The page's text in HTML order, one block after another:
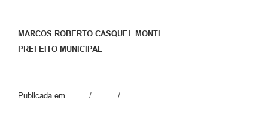
MARCOS ROBERTO CASQUEL MONTI
PREFEITO MUNICIPAL
Publicada em / /